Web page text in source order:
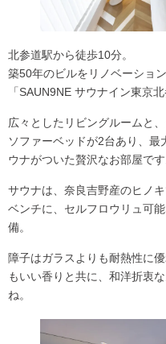
北参道駅から徒歩10分。
築50年のビルをリノベーショ
「SAUN9NE サウナイン東京北
広々としたリビングルームと
ソファーベッドが2台あり、
ウナがついた贅沢なお部屋です
サウナは、 奈良吉野産のヒノキ
ベンチに、セルフロウリュ可
備。
障子はガラスよりも耐熱性に
もいい香りと共に、和洋折衷
ね。